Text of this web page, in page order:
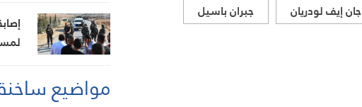
جان إيف لودريان
جبران باسيل
مواضيع